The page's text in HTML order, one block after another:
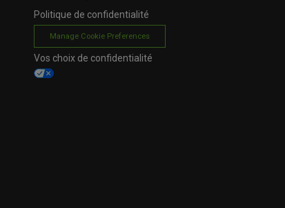
Politique de confidentialité
Manage Cookie Preferences
Vos choix de confidentialité